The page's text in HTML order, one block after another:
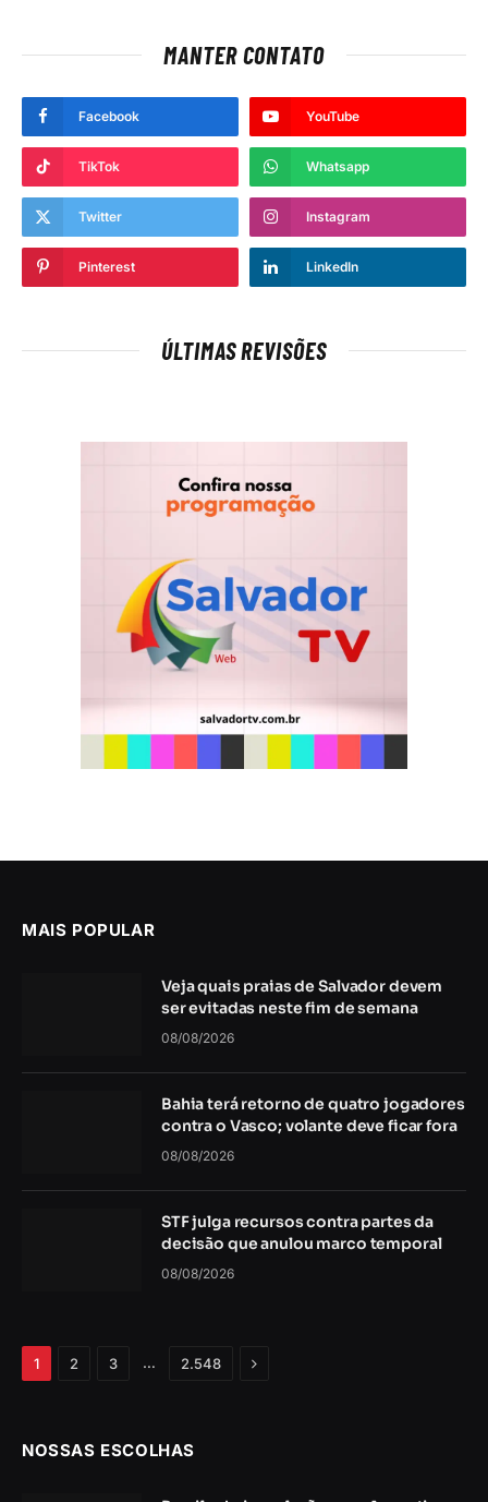
MANTER CONTATO
Facebook YouTube
TikTok Whatsapp
Twitter Instagram
Pinterest LinkedIn
ÚLTIMAS REVISÕES
MAIS POPULAR
Veja quais praias de Salvador devem
ser evitadas neste fim de semana
08/08/2026
Bahia terá retorno de quatro jogadores
contra o Vasco; volante deve ficar fora
08/08/2026
STF julga recursos contra partes da
decisão que anulou marco temporal
08/08/2026
1 2 3 … 2.548 Próximo
NOSSAS ESCOLHAS